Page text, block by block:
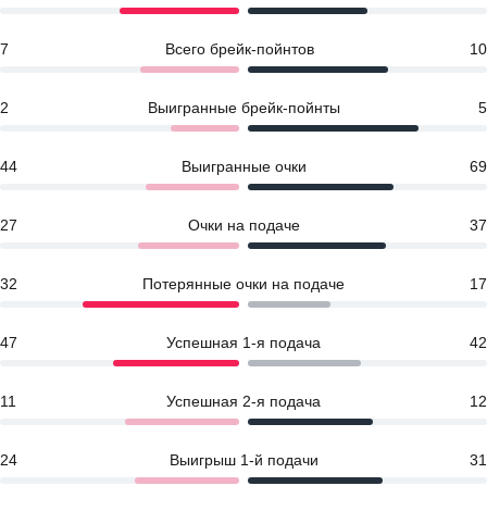
7 Всего брейк-пойнтов 10
2 Выигранные брейк-пойнты 5
44 Выигранные очки 69
27 Очки на подаче 37
32 Потерянные очки на подаче 17
47 Успешная 1-я подача 42
11 Успешная 2-я подача 12
24 Выигрыш 1-й подачи 31